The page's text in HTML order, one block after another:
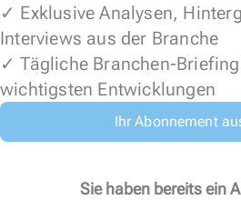
✓ Exklusive Analysen,
Interviews aus der Branche
✓ Tägliche Branchen-
wichtigsten Entwicklungen
Ihr Abonnement
Sie haben bereits ein